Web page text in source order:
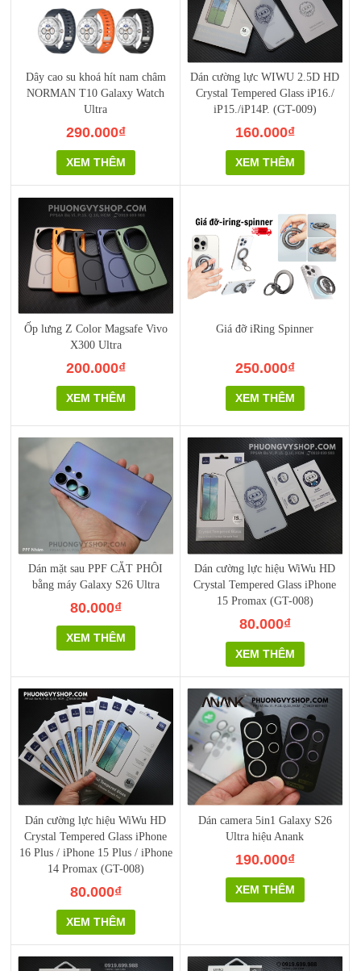
Dây cao su khoá hít nam châm
NORMAN T10 Galaxy Watch
Ultra
290.000₫
XEM THÊM
Dán cường lực WIWU 2.5D HD
Crystal Tempered Glass iP16./
iP15./iP14P. (GT-009)
160.000₫
XEM THÊM
Ốp lưng Z Color Magsafe Vivo
X300 Ultra
200.000₫
XEM THÊM
Giá đỡ iRing Spinner
250.000₫
XEM THÊM
Dán mặt sau PPF CẮT PHÔI
bằng máy Galaxy S26 Ultra
80.000₫
XEM THÊM
Dán cường lực hiệu WiWu HD
Crystal Tempered Glass iPhone
15 Promax (GT-008)
80.000₫
XEM THÊM
Dán cường lực hiệu WiWu HD
Crystal Tempered Glass iPhone
16 Plus / iPhone 15 Plus / iPhone
14 Promax (GT-008)
80.000₫
XEM THÊM
Dán camera 5in1 Galaxy S26
Ultra hiệu Anank
190.000₫
XEM THÊM